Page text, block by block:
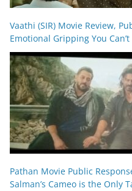
Vaathi (SIR) Movie Review,
Emotional Gripping You Can’t
Pathan Movie Public
Salman’s Cameo is the Only